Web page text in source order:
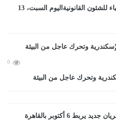
وكيل صحة الفيوم تحيل بعض الأطباء للشئون القانونيةاليوم السبت، 13
0
وتحرك عاجل من البيئة